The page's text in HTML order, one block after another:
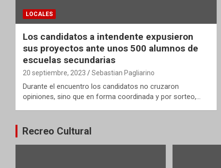
LOCALES
Los candidatos a intendente expusieron
sus proyectos ante unos 500 alumnos de
escuelas secundarias
20 septiembre, 2023 Sebastian Pagliarino
Durante el encuentro los candidatos no cruzaron
opiniones, sino que en forma coordinada y por sorteo,…
Recreo Cultural